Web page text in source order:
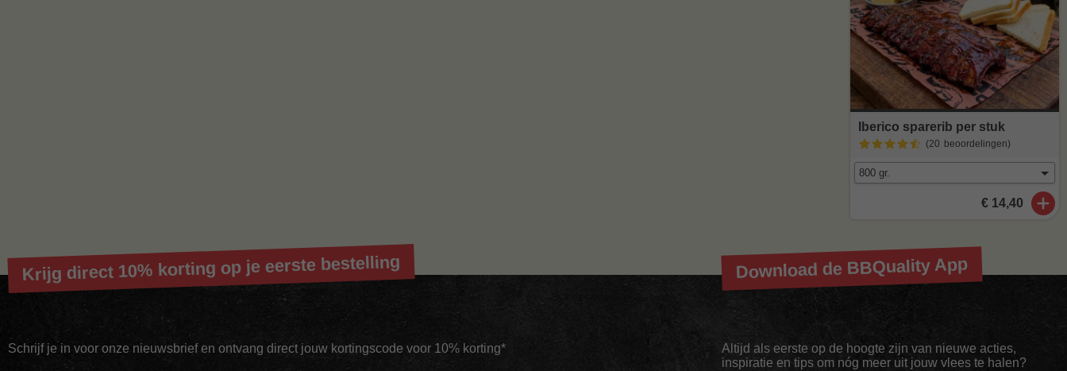
Iberico sparerib per stuk
(20 beoordelingen)
€ 14,40
Krijg direct 10% korting op je eerste bestelling
Schrijf je in voor onze nieuwsbrief en ontvang direct jouw kortingscode voor 10% korting*
Download de BBQuality App
Altijd als eerste op de hoogte zijn van nieuwe acties,
inspiratie en tips om nóg meer uit jouw vlees te halen?